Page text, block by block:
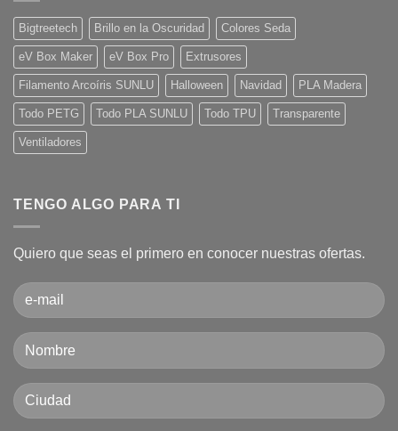
3D?
impresora
3D.
Guía
básica
desde
cero!
Bigtreetech Brillo en la Oscuridad Colores Seda
eV Box Maker eV Box Pro Extrusores
Filamento Arcoíris SUNLU Halloween Navidad PLA Madera
Todo PETG Todo PLA SUNLU Todo TPU Transparente
Ventiladores
TENGO ALGO PARA TI
Quiero que seas el primero en conocer nuestras ofertas.